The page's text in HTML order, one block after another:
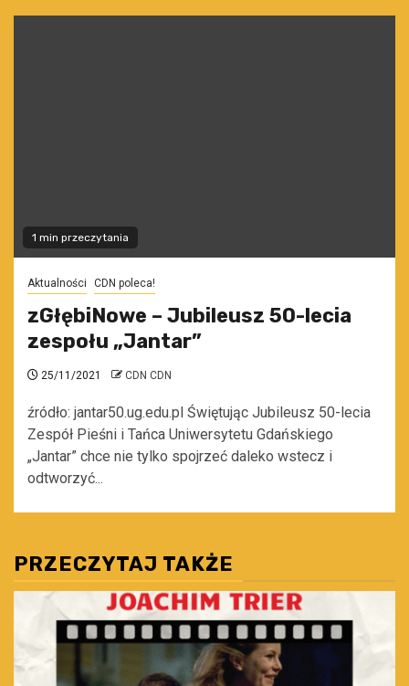
1 min przeczytania
Aktualności CDN poleca!
zGłębiNowe – Jubileusz 50-lecia
zespołu „Jantar”
25/11/2021 CDN CDN
źródło: jantar50.ug.edu.pl Świętując Jubileusz 50-lecia
Zespół Pieśni i Tańca Uniwersytetu Gdańskiego
„Jantar” chce nie tylko spojrzeć daleko wstecz i
odtworzyć...
PRZECZYTAJ TAKŻE